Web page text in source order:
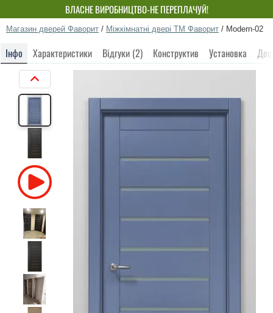
ВЛАСНЕ ВИРОБНИЦТВО-НЕ ПЕРЕПЛАЧУЙ!
Магазин дверей Фаворит / Міжкімнатні двері ТМ Фаворит / Modern-02
Інфо Характеристики Відгуки (2) Конструктив Установка